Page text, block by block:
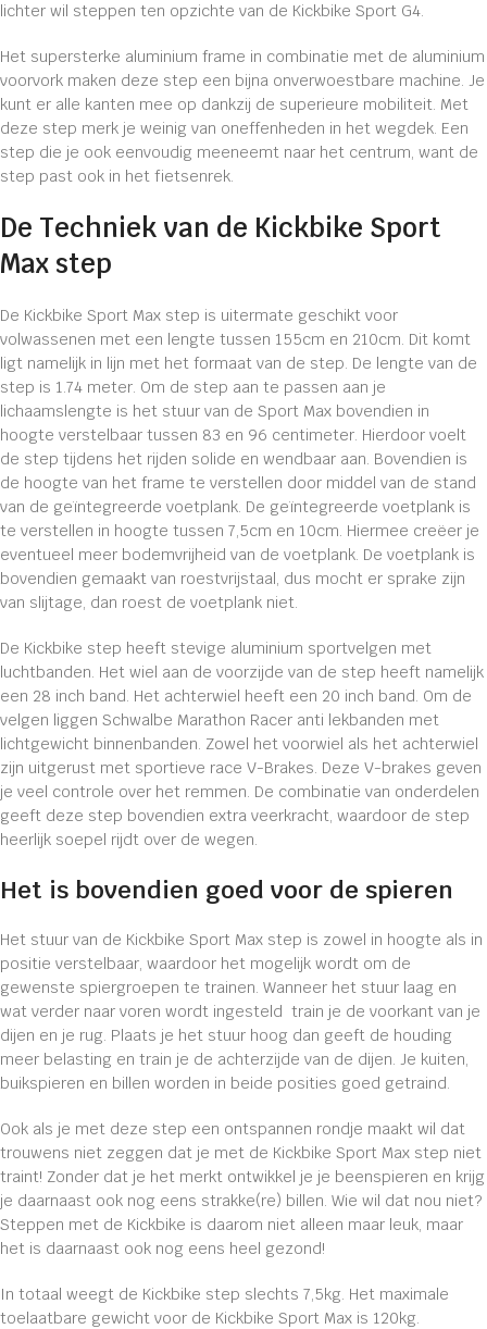
lichter wil steppen ten opzichte van de Kickbike Sport G4.
Het supersterke aluminium frame in combinatie met de aluminium
voorvork maken deze step een bijna onverwoestbare machine. Je
kunt er alle kanten mee op dankzij de superieure mobiliteit. Met
deze step merk je weinig van oneffenheden in het wegdek. Een
step die je ook eenvoudig meeneemt naar het centrum, want de
step past ook in het fietsenrek.
De Techniek van de Kickbike Sport
Max step
De Kickbike Sport Max step is uitermate geschikt voor
volwassenen met een lengte tussen 155cm en 210cm. Dit komt
ligt namelijk in lijn met het formaat van de step. De lengte van de
step is 1.74 meter. Om de step aan te passen aan je
lichaamslengte is het stuur van de Sport Max bovendien in
hoogte verstelbaar tussen 83 en 96 centimeter. Hierdoor voelt
de step tijdens het rijden solide en wendbaar aan. Bovendien is
de hoogte van het frame te verstellen door middel van de stand
van de geïntegreerde voetplank. De geïntegreerde voetplank is
te verstellen in hoogte tussen 7,5cm en 10cm. Hiermee creëer je
eventueel meer bodemvrijheid van de voetplank. De voetplank is
bovendien gemaakt van roestvrijstaal, dus mocht er sprake zijn
van slijtage, dan roest de voetplank niet.
De Kickbike step heeft stevige aluminium sportvelgen met
luchtbanden. Het wiel aan de voorzijde van de step heeft namelijk
een 28 inch band. Het achterwiel heeft een 20 inch band. Om de
velgen liggen Schwalbe Marathon Racer anti lekbanden met
lichtgewicht binnenbanden. Zowel het voorwiel als het achterwiel
zijn uitgerust met sportieve race V-Brakes. Deze V-brakes geven
je veel controle over het remmen. De combinatie van onderdelen
geeft deze step bovendien extra veerkracht, waardoor de step
heerlijk soepel rijdt over de wegen.
Het is bovendien goed voor de spieren
Het stuur van de Kickbike Sport Max step is zowel in hoogte als in
positie verstelbaar, waardoor het mogelijk wordt om de
gewenste spiergroepen te trainen. Wanneer het stuur laag en
wat verder naar voren wordt ingesteld train je de voorkant van je
dijen en je rug. Plaats je het stuur hoog dan geeft de houding
meer belasting en train je de achterzijde van de dijen. Je kuiten,
buikspieren en billen worden in beide posities goed getraind.
Ook als je met deze step een ontspannen rondje maakt wil dat
trouwens niet zeggen dat je met de Kickbike Sport Max step niet
traint! Zonder dat je het merkt ontwikkel je je beenspieren en krijg
je daarnaast ook nog eens strakke(re) billen. Wie wil dat nou niet?
Steppen met de Kickbike is daarom niet alleen maar leuk, maar
het is daarnaast ook nog eens heel gezond!
In totaal weegt de Kickbike step slechts 7,5kg. Het maximale
toelaatbare gewicht voor de Kickbike Sport Max is 120kg.